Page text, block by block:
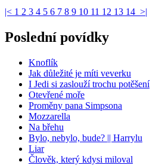
|< 1 2 3 4 5 6 7 8 9 10 11 12 13 14 >|
Poslední povídky
Knoflík
Jak důležité je míti veverku
I Jedi si zaslouží trochu potěšení
Otevřené moře
Proměny pana Simpsona
Mozzarella
Na břehu
Bylo, nebylo, bude? || Harrylu
Liar
Člověk, který kdysi miloval